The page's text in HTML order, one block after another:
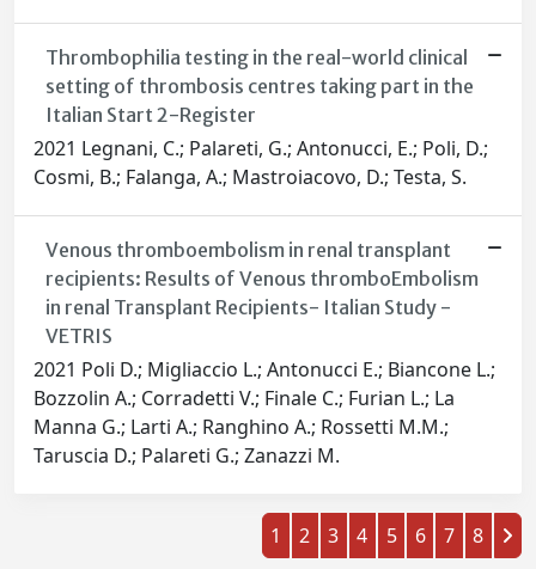
Thrombophilia testing in the real-world clinical
setting of thrombosis centres taking part in the
Italian Start 2-Register
2021 Legnani, C.; Palareti, G.; Antonucci, E.; Poli, D.;
Cosmi, B.; Falanga, A.; Mastroiacovo, D.; Testa, S.
Venous thromboembolism in renal transplant
recipients: Results of Venous thromboEmbolism
in renal Transplant Recipients- Italian Study -
VETRIS
2021 Poli D.; Migliaccio L.; Antonucci E.; Biancone L.;
Bozzolin A.; Corradetti V.; Finale C.; Furian L.; La
Manna G.; Larti A.; Ranghino A.; Rossetti M.M.;
Taruscia D.; Palareti G.; Zanazzi M.
1 2 3 4 5 6 7 8